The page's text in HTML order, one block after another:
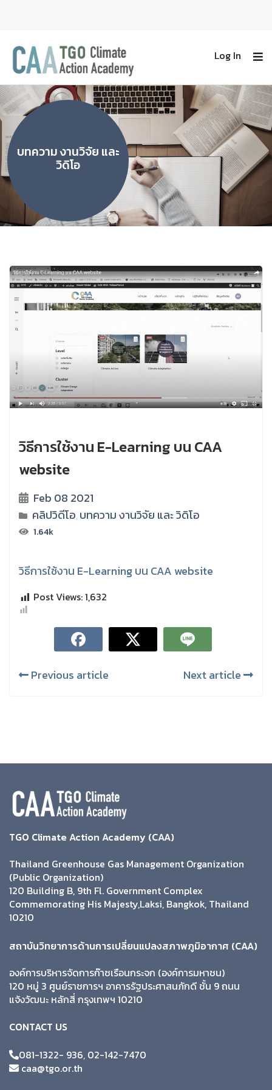
Log In
บทความ งานวิจัย และ
วิดิโอ
วิธีการใช้งาน E-Learning บน CAA
website
Feb 08 2021
คลิปวิดีโอ, บทความ งานวิจัย และ วิดิโอ
1.64k
วิธีการใช้งาน E-Learning บน CAA website
Post Views:1,632
Previous article Next article
TGO Climate Action Academy (CAA)
Thailand Greenhouse Gas Management Organization
(Public Organization)
120 Building B, 9th Fl. Government Complex
Commemorating His Majesty,Laksi, Bangkok, Thailand
10210
สถาบันวิทยาการด้านการเปลี่ยนแปลงสภาพภูมิอากาศ (CAA)
องค์การบริหารจัดการก๊าซเรือนกระจก (องค์การมหาชน)
120 หมู่ 3 ศูนย์ราชการฯ อาคารรัฐประศาสนภักดี ชั้น 9 ถนน
แจ้งวัฒนะ หลักสี่ กรุงเทพฯ 10210
CONTACT US
081-1322- 936, 02-142-7470
caa@tgo.or.th